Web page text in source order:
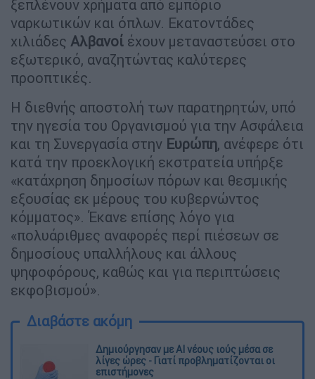
ξεπλένουν χρήματα από εμπόριο
ναρκωτικών και όπλων. Εκατοντάδες
χιλιάδες Αλβανοί έχουν μεταναστεύσει στο
εξωτερικό, αναζητώντας καλύτερες
προοπτικές.
Η διεθνής αποστολή των παρατηρητών, υπό
την ηγεσία του Οργανισμού για την Ασφάλεια
και τη Συνεργασία στην Ευρώπη, ανέφερε ότι
κατά την προεκλογική εκστρατεία υπήρξε
«κατάχρηση δημοσίων πόρων και θεσμικής
εξουσίας εκ μέρους του κυβερνώντος
κόμματος». Έκανε επίσης λόγο για
«πολυάριθμες αναφορές περί πιέσεων σε
δημοσίους υπαλλήλους και άλλους
ψηφοφόρους, καθώς και για περιπτώσεις
εκφοβισμού».
Διαβάστε ακόμη
Δημιούργησαν με AI νέους ιούς μέσα σε
λίγες ώρες - Γιατί προβληματίζονται οι
επιστήμονες